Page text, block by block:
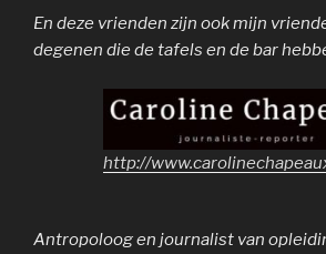
En deze vrienden zijn ook mijn
degenen die de tafels en de bar
http://
Antropoloog en journalist van